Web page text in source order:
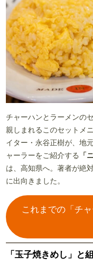
チャーハンとラーメンの
親しまれるこのセットメ
イター・永谷正樹が、地
ャーラーをご紹介する
「
は、高知県へ。著者が絶
に出向きました。
これまでの「チ
「玉子焼きめし」と